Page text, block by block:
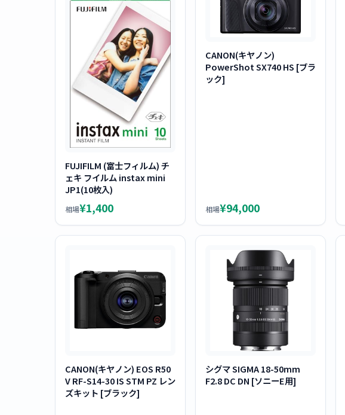
FUJIFILM (富士フィルム) チ
ェキ フイルム instax mini
JP1(10枚入)
相場¥1,400
CANON(キヤノン)
PowerShot SX740 HS [ブラ
ック]
相場¥94,000
CANON(キヤノン) EOS R50
V RF-S14-30 IS STM PZ レン
ズキット [ブラック]
シグマ SIGMA 18-50mm
F2.8 DC DN [ソニーE用]